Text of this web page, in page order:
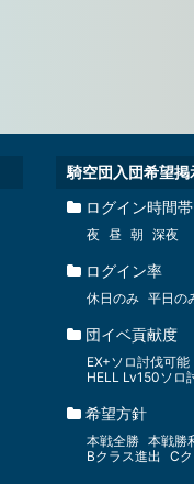
騎空団入団希望掲
ログイン時間帯
夜 昼 朝 深夜
ログイン率
休日のみ 平日の
団イベ貢献度
EX+ソロ討伐可能
HELL Lv150ソロ
希望方針
本戦全勝 本戦勝
Bクラス進出 C